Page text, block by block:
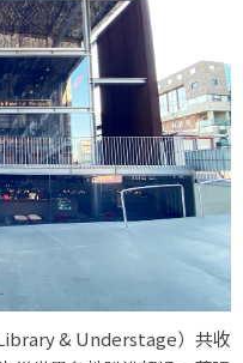
& Understage）共收